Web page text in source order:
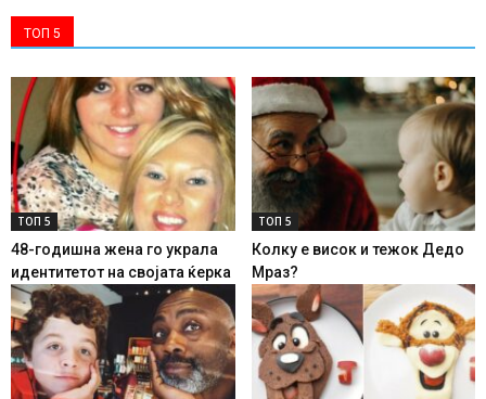
ТОП 5
ТОП 5
48-годишна жена го украла
идентитетот на својата ќерка
ТОП 5
Колку е висок и тежок Дедо
Мраз?